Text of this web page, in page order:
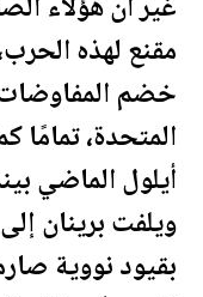
مقنع لهذه
خضم المفاوضات
المتحدة، تمامًا
أيلول الماضي
ويلفت برينان
بقيود نووية